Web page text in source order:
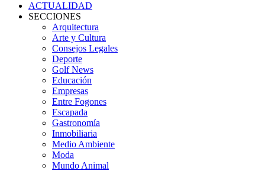
ACTUALIDAD
SECCIONES
Arquitectura
Arte y Cultura
Consejos Legales
Deporte
Golf News
Educación
Empresas
Entre Fogones
Escapada
Gastronomía
Inmobiliaria
Medio Ambiente
Moda
Mundo Animal